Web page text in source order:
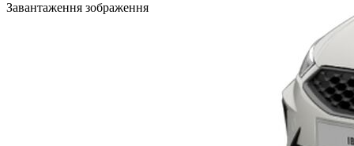
Завантаження зображення